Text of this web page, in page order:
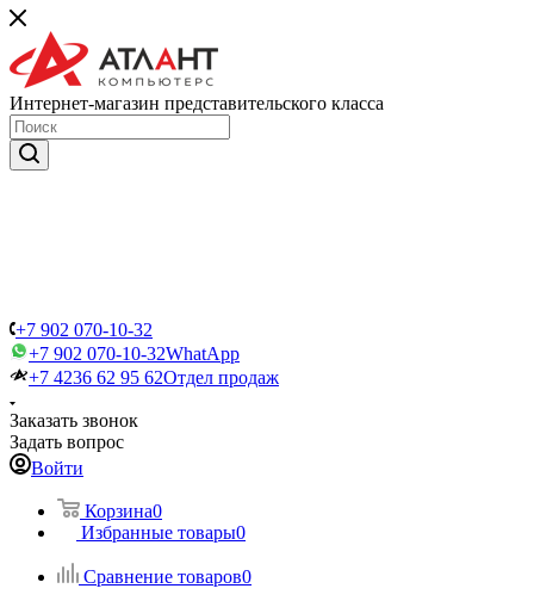
Интернет-магазин представительского класса
+7 902 070-10-32
+7 902 070-10-32WhatApp
+7 4236 62 95 62Отдел продаж
Заказать звонок
Задать вопрос
Войти
Корзина0
Избранные товары0
Сравнение товаров0